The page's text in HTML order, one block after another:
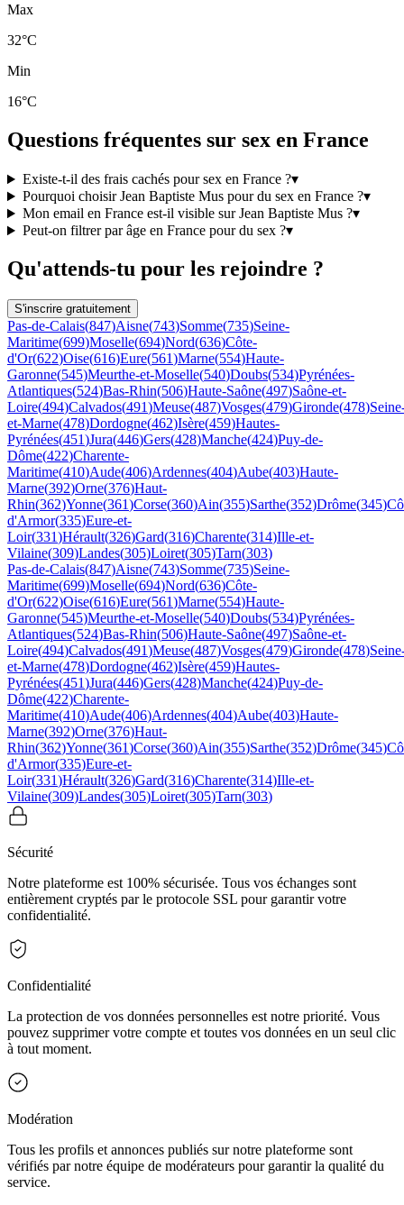
Max
32°C
Min
16°C
Questions fréquentes sur sex en France
Existe-t-il des frais cachés pour sex en France ?▾
Pourquoi choisir Jean Baptiste Mus pour du sex en France ?▾
Mon email en France est-il visible sur Jean Baptiste Mus ?▾
Peut-on filtrer par âge en France pour du sex ?▾
Qu'attends-tu pour les rejoindre ?
S'inscrire gratuitement
Pas-de-Calais(847)Aisne(743)Somme(735)Seine-
Maritime(699)Moselle(694)Nord(636)Côte-
d'Or(622)Oise(616)Eure(561)Marne(554)Haute-
Garonne(545)Meurthe-et-Moselle(540)Doubs(534)Pyrénées-
Atlantiques(524)Bas-Rhin(506)Haute-Saône(497)Saône-et-
Loire(494)Calvados(491)Meuse(487)Vosges(479)Gironde(478)
et-Marne(478)Dordogne(462)Isère(459)Hautes-
Pyrénées(451)Jura(446)Gers(428)Manche(424)Puy-de-
Dôme(422)Charente-
Maritime(410)Aude(406)Ardennes(404)Aube(403)Haute-
Marne(392)Orne(376)Haut-
Rhin(362)Yonne(361)Corse(360)Ain(355)Sarthe(352)Drôme(345)
d'Armor(335)Eure-et-
Loir(331)Hérault(326)Gard(316)Charente(314)Ille-et-
Vilaine(309)Landes(305)Loiret(305)Tarn(303)
Pas-de-Calais(847)Aisne(743)Somme(735)Seine-
Maritime(699)Moselle(694)Nord(636)Côte-
d'Or(622)Oise(616)Eure(561)Marne(554)Haute-
Garonne(545)Meurthe-et-Moselle(540)Doubs(534)Pyrénées-
Atlantiques(524)Bas-Rhin(506)Haute-Saône(497)Saône-et-
Loire(494)Calvados(491)Meuse(487)Vosges(479)Gironde(478)
et-Marne(478)Dordogne(462)Isère(459)Hautes-
Pyrénées(451)Jura(446)Gers(428)Manche(424)Puy-de-
Dôme(422)Charente-
Maritime(410)Aude(406)Ardennes(404)Aube(403)Haute-
Marne(392)Orne(376)Haut-
Rhin(362)Yonne(361)Corse(360)Ain(355)Sarthe(352)Drôme(345)
d'Armor(335)Eure-et-
Loir(331)Hérault(326)Gard(316)Charente(314)Ille-et-
Vilaine(309)Landes(305)Loiret(305)Tarn(303)
Sécurité
Notre plateforme est 100% sécurisée. Tous vos échanges sont
entièrement cryptés par le protocole SSL pour garantir votre
confidentialité.
Confidentialité
La protection de vos données personnelles est notre priorité. Vous
pouvez supprimer votre compte et toutes vos données en un seul clic
à tout moment.
Modération
Tous les profils et annonces publiés sur notre plateforme sont
vérifiés par notre équipe de modérateurs pour garantir la qualité du
service.